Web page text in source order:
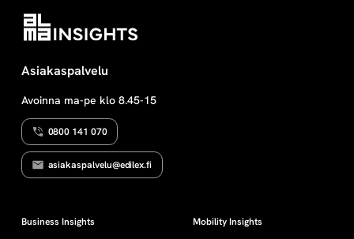
ajamiseen yleisissä
tuomioistuimissa.
Asiakaspalvelu
Avoinna ma-pe klo 8.45-15
0800 141 070
asiakaspalvelu@edilex.fi
Business Insights
Mobility Insights